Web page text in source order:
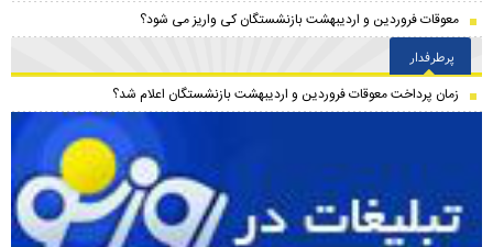
معوقات فروردین و اردیبهشت بازنشستگان کی واریز می شود؟
پرطرفدار
زمان پرداخت معوقات فروردین و اردیبهشت بازنشستگان اعلام شد؟